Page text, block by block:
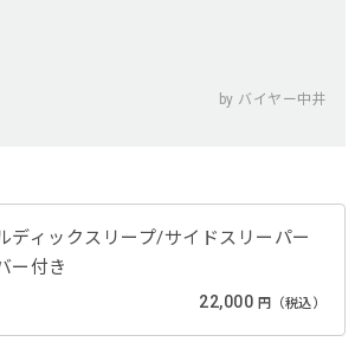
by バイヤー中井
ディックスリープ/サイドスリーパー
ー付き
22,000 円（税込）